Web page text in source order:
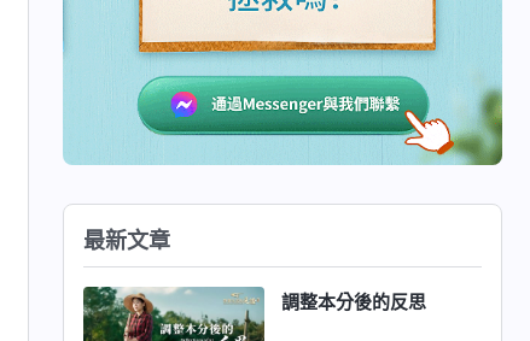
最新文章
調整本分後的反思